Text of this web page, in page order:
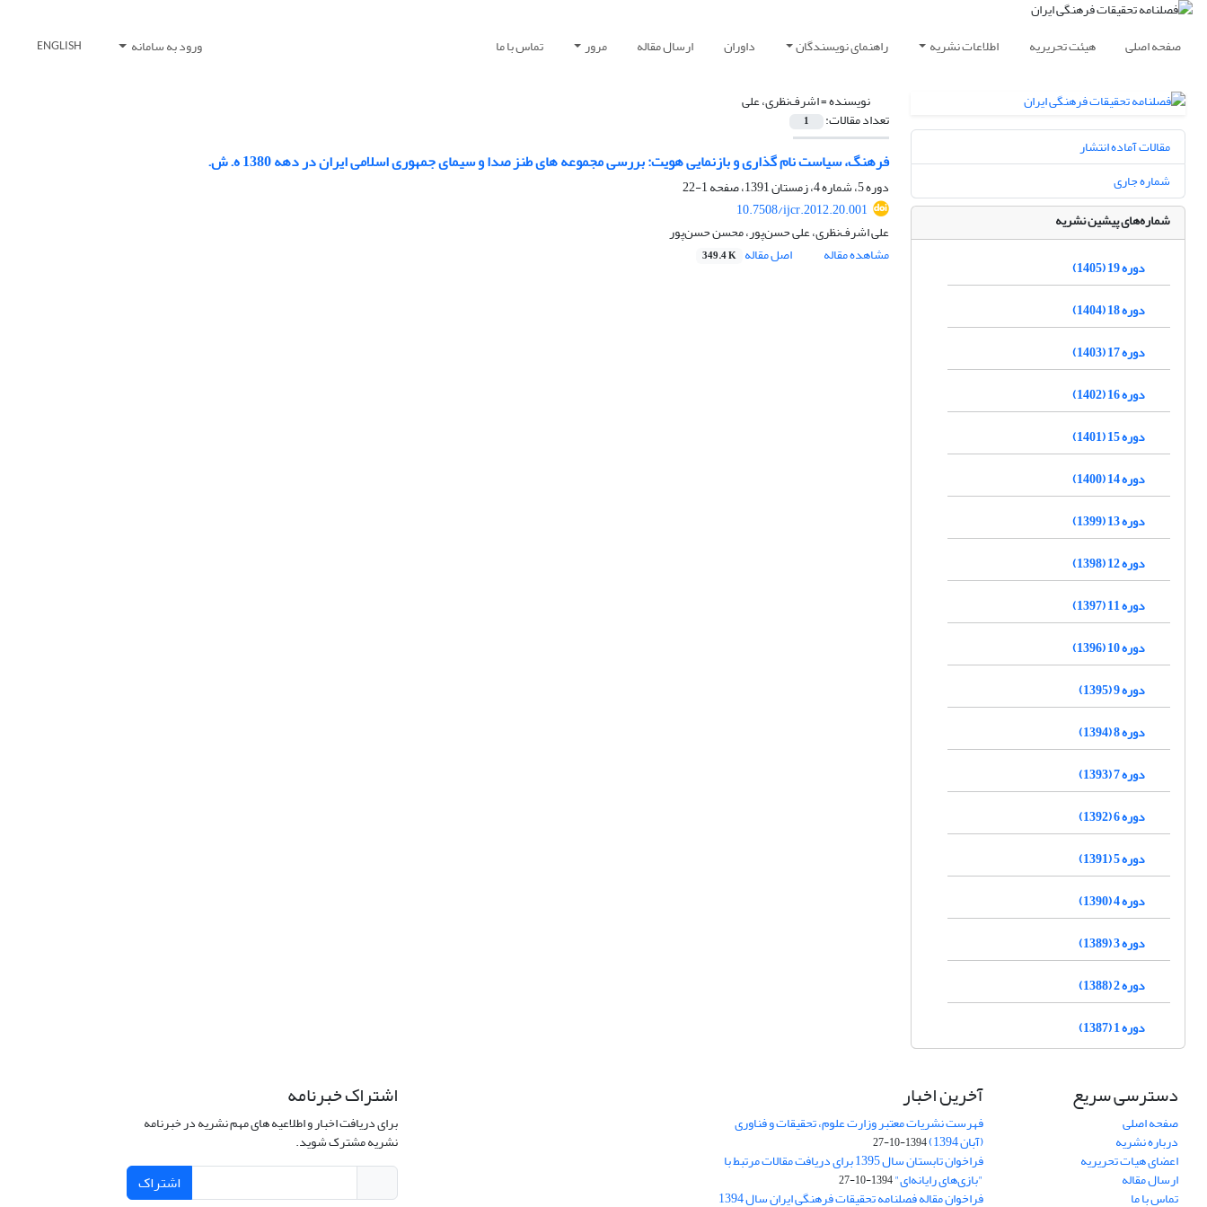
صفحه اصلی هیئت تحریریه اطلاعات نشریه راهنمای نویسندگان داوران ارسال مقاله مرور تماس با ما ورود به سامانه ENGLISH
نویسنده =اشرف‌نظری، علی
تعداد مقالات: 1
فرهنگ، سیاست نام گذاری و بازنمایی هویت: بررسی مجموعه های طنز صدا و سیمای جمهوری اسلامی ایران در دهه 1380 ه. ش.
دوره 5، شماره 4، زمستان 1391، صفحه
1-22
10.7508/ijcr.2012.20.001
علی اشرف‌نظری، علی حسن‌پور، محسن حسن‌پور
مشاهده مقاله
اصل مقاله 349.4 K
مقالات آماده انتشار
شماره جاری
شماره‌های پیشین نشریه
دوره 19 (1405)
دوره 18 (1404)
دوره 17 (1403)
دوره 16 (1402)
دوره 15 (1401)
دوره 14 (1400)
دوره 13 (1399)
دوره 12 (1398)
دوره 11 (1397)
دوره 10 (1396)
دوره 9 (1395)
دوره 8 (1394)
دوره 7 (1393)
دوره 6 (1392)
دوره 5 (1391)
دوره 4 (1390)
دوره 3 (1389)
دوره 2 (1388)
دوره 1 (1387)
دسترسی سریع
صفحه اصلی
درباره نشریه
اعضای هیات تحریریه
ارسال مقاله
تماس با ما
آخرین اخبار
فهرست نشریات معتبر وزارت علوم، تحقیقات و فناوری
(آبان 1394) 1394-10-27
فراخوان تابستان سال 1395 برای دریافت مقالات مرتبط با
"بازی‌های رایانه‌ای"1394-10-27
فراخوان مقاله فصلنامه تحقیقات فرهنگی ایران سال 1394
اشتراک خبرنامه
برای دریافت اخبار و اطلاعیه های مهم نشریه در خبرنامه
نشریه مشترک شوید.
اشتراک